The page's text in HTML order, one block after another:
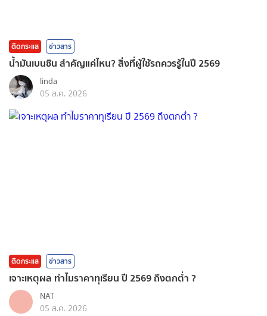
ติดกระแส ข่าวสาร
น้ำมันเบนซิน สำคัญแค่ไหน? สิ่งที่ผู้ใช้รถควรรู้ในปี 2569
linda
05 ส.ค. 2026
ติดกระแส ข่าวสาร
เจาะเหตุผล ทำไมราคาทุเรียน ปี 2569 ถึงตกต่ำ ?
NAT
05 ส.ค. 2026